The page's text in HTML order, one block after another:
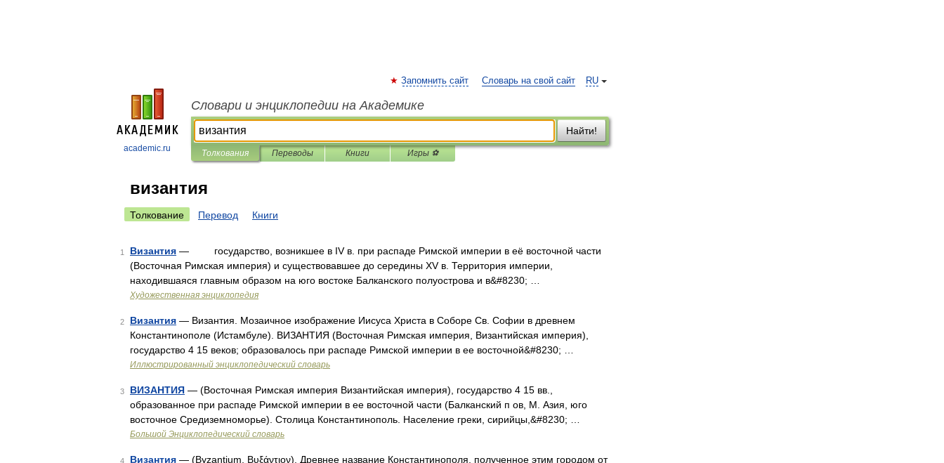
academic.ru
RU
Запомнить сайт Словарь на свой сайт
Словари и энциклопедии на Академике
Найти!
Толкования Переводы Книги Игры ⚽
византия
Толкование Перевод Книги
1 Византия — государство, возникшее в IV в. при распаде Римской империи в её восточной части
(Восточная Римская империя) и существовавшее до середины XV в. Территория империи,
находившаяся главным образом на юго востоке Балканского полуострова и в&#8230; …
Художественная энциклопедия
2 Византия — Византия. Мозаичное изображение Иисуса Христа в Соборе Св. Софии в древнем
Константинополе (Истамбуле). ВИЗАНТИЯ (Восточная Римская империя, Византийская империя),
государство 4 15 веков; образовалось при распаде Римской империи в ее восточной&#8230; …
Иллюстрированный энциклопедический словарь
3 ВИЗАНТИЯ — (Восточная Римская империя Византийская империя), государство 4 15 вв.,
образованное при распаде Римской империи в ее восточной части (Балканский п ов, М. Азия, юго
восточное Средиземноморье). Столица Константинополь. Население греки, сирийцы,&#8230; …
Большой Энциклопедический словарь
4 Византия — (Byzantium, Βυξάντιον). Древнее название Константинополя, полученное этим городом от